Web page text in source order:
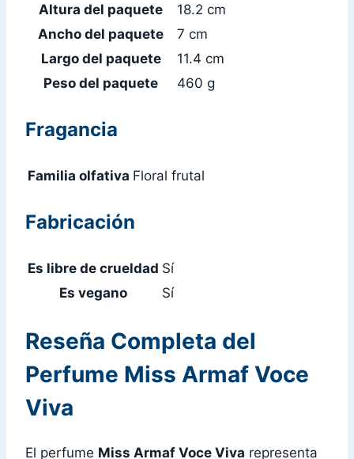
Altura del paquete
18.2 cm
Ancho del paquete
7 cm
Largo del paquete
11.4 cm
Peso del paquete
460 g
Fragancia
Familia olfativa Floral frutal
Fabricación
Es libre de crueldad Sí
Es vegano
Sí
Reseña Completa del
Perfume Miss Armaf Voce
Viva
El perfume Miss Armaf Voce Viva representa